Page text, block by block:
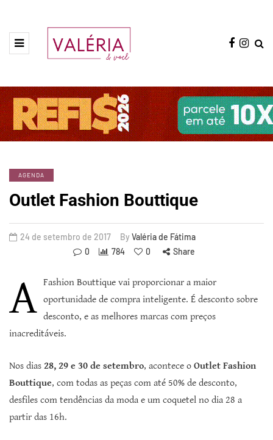
AGENDA
Outlet Fashion Bouttique
24 de setembro de 2017 By Valéria de Fátima
0
784 0 Share
A Fashion Bouttique vai proporcionar a maior
oportunidade de compra inteligente. É desconto sobre
desconto, e as melhores marcas com preços
inacreditáveis.
Nos dias 28, 29 e 30 de setembro, acontece o Outlet Fashion
Bouttique, com todas as peças com até 50% de desconto,
desfiles com tendências da moda e um coquetel no dia 28 a
partir das 16h.